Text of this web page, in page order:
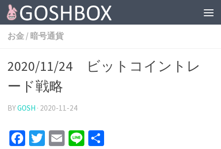
コンテンツへスキップ
お金/ 暗号通貨
2020/11/24 ビットコイントレ
ード戦略
BYGOSH · 2020-11-24
Facebook
Twitter
Email
Line